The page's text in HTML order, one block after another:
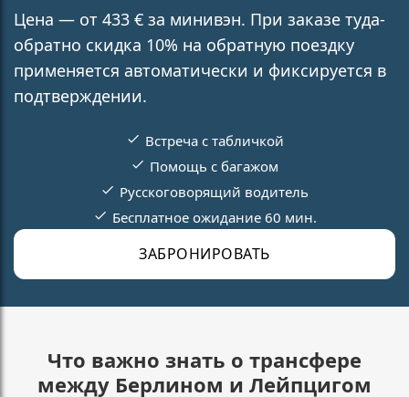
Цена — от 433 € за минивэн. При заказе туда-
обратно скидка 10% на обратную поездку
применяется автоматически и фиксируется в
подтверждении.
ЗАБРОНИРОВАТЬ
Встреча с табличкой
Помощь с багажом
Русскоговорящий водитель
Бесплатное ожидание 60 мин.
Что важно знать о трансфере
между Берлином и Лейпцигом